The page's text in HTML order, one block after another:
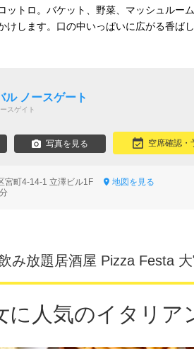
ットロ。バケット、野菜、マッシュルー
けします。口の中いっぱいに広がる香ば
ル ノースゲート
スゲイト
写真を見る 空席確認・
宮町4-14-1 立澤ビル1F
地図を見る
み放題居酒屋 Pizza Festa
人気のイタリア